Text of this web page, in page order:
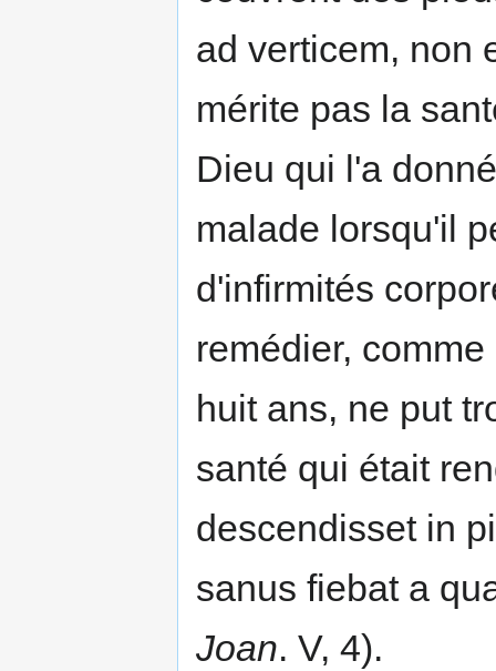
ad verticem, non
mérite pas la
Dieu qui l'a
malade lorsqu'il
d'infirmités
remédier,
huit ans, ne put
santé qui était
descendisset in
sanus fiebat a
Joan. V, 4).